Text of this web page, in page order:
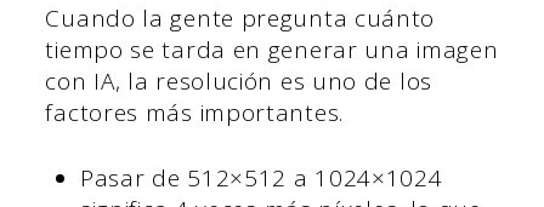
Cuando la gente pregunta cuánto
tiempo se tarda en generar una imagen
con IA, la resolución es uno de los
factores más importantes.
Pasar de 512×512 a 1024×1024